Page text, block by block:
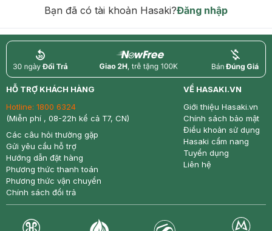
Bạn đã có tài khoản Hasaki?Đăng nhập
return nowfree price
HỖ TRỢ KHÁCH HÀNG
Hotline: 1800 6324
(Miễn phí , 08-22h kể cả T7, CN)
Các câu hỏi thường gặp
Gửi yêu cầu hỗ trợ
Hướng dẫn đặt hàng
Phương thức thanh toán
Phương thức vận chuyển
Chính sách đổi trả
VỀ HASAKI.VN
Giới thiệu Hasaki.vn
Chính sách bảo mật
Điều khoản sử dụng
Hasaki cẩm nang
Tuyển dụng
Liên hệ